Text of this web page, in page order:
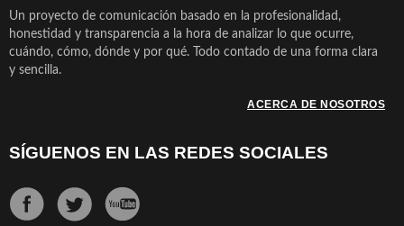
Un proyecto de comunicación basado en la profesionalidad,
honestidad y transparencia a la hora de analizar lo que ocurre,
cuándo, cómo, dónde y por qué. Todo contado de una forma clara
y sencilla.
ACERCA DE NOSOTROS
SÍGUENOS EN LAS REDES SOCIALES